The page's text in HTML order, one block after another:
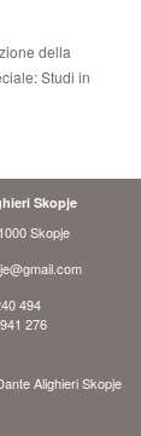
della
Studi in
Skopje
Skopje
494
276
Alighieri Skopje